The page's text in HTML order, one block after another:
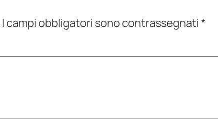
I campi obbligatori sono contrassegnati *